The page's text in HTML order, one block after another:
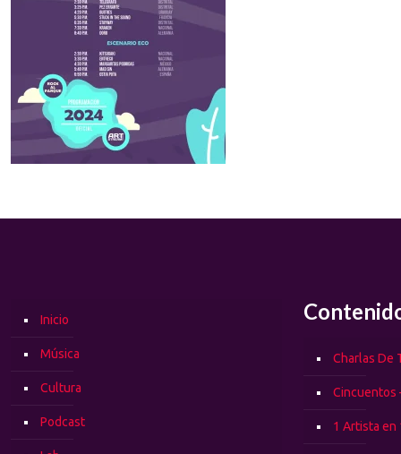
Inicio
Música
Cultura
Podcast
Charlas De
Cincuentos
1 Artista en